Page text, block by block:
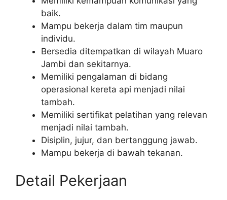
baik.
Mampu bekerja dalam tim maupun
individu.
Bersedia ditempatkan di wilayah Muaro
Jambi dan sekitarnya.
Memiliki pengalaman di bidang
operasional kereta api menjadi nilai
tambah.
Memiliki sertifikat pelatihan yang relevan
menjadi nilai tambah.
Disiplin, jujur, dan bertanggung jawab.
Mampu bekerja di bawah tekanan.
Detail Pekerjaan